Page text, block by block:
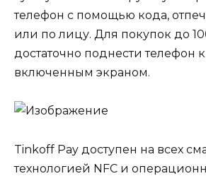
телефон с помощью кода,
или по лицу. Для покупок до
достаточно поднести телефон
включенным экраном.
Tinkoff Pay доступен на всех
технологией NFC и